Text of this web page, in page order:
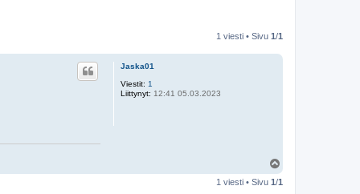
1 viesti • Sivu 1/1
Jaska01
Viestit: 1
Liittynyt: 12:41 05.03.2023
ö
1 viesti • Sivu 1 /1